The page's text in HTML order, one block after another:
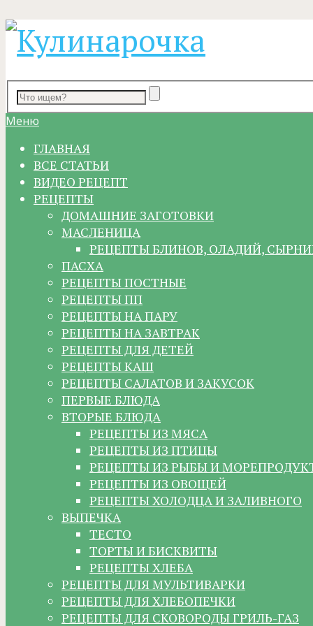
Меню
ГЛАВНАЯ
ВСЕ СТАТЬИ
ВИДЕО РЕЦЕПТ
РЕЦЕПТЫ
ДОМАШНИЕ ЗАГОТОВКИ
МАСЛЕНИЦА
РЕЦЕПТЫ БЛИНОВ, ОЛАДИЙ,
ПАСХА
РЕЦЕПТЫ ПОСТНЫЕ
РЕЦЕПТЫ ПП
РЕЦЕПТЫ НА ПАРУ
РЕЦЕПТЫ НА ЗАВТРАК
РЕЦЕПТЫ ДЛЯ ДЕТЕЙ
РЕЦЕПТЫ КАШ
РЕЦЕПТЫ САЛАТОВ И ЗАКУСОК
ПЕРВЫЕ БЛЮДА
ВТОРЫЕ БЛЮДА
РЕЦЕПТЫ ИЗ МЯСА
РЕЦЕПТЫ ИЗ ПТИЦЫ
РЕЦЕПТЫ ИЗ РЫБЫ И
РЕЦЕПТЫ ИЗ ОВОЩЕЙ
РЕЦЕПТЫ ХОЛОДЦА И ЗАЛИВНОГО
ВЫПЕЧКА
ТЕСТО
ТОРТЫ И БИСКВИТЫ
РЕЦЕПТЫ ХЛЕБА
РЕЦЕПТЫ ДЛЯ МУЛЬТИВАРКИ
РЕЦЕПТЫ ДЛЯ ХЛЕБОПЕЧКИ
РЕЦЕПТЫ ДЛЯ СКОВОРОДЫ ГРИЛЬ-ГАЗ